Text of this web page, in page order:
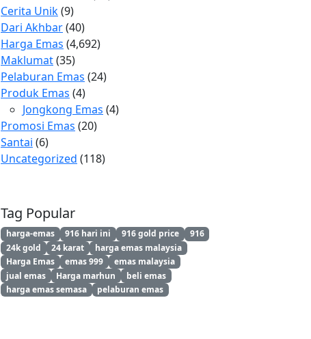
Cerita Unik(9)
Dari Akhbar(40)
Harga Emas (4,692)
Maklumat(35)
Pelaburan Emas (24)
Produk Emas (4)
Jongkong Emas (4)
Promosi Emas (20)
Santai (6)
Uncategorized (118)
Tag Popular
harga-emas 916 hari ini 916 gold price
916
24k gold
24 karat
harga emas malaysia
Harga Emas
emas 999
emas malaysia
jual emas
Harga marhun
beli emas
harga emas semasa
pelaburan emas